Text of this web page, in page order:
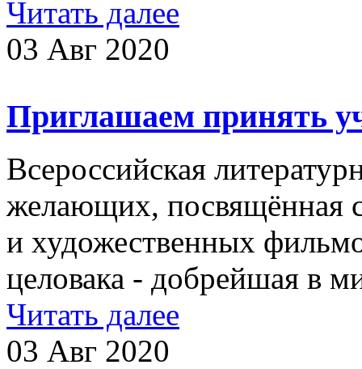
Читать далее
03 Авг 2020
Приглашаем принять
Всероссийская
желающих, посвящённая
и художественных
целовака - добрейшая
Читать далее
03 Авг 2020